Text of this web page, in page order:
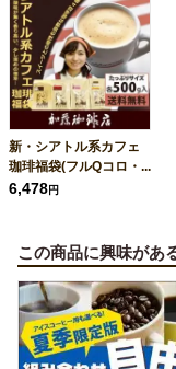
新・シアトル系カフェ
珈琲福袋(フルQコロ・...
6,478円
この商品に興味があ